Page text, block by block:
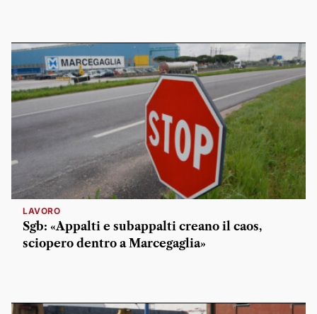
LAVORO
Sgb: «Appalti e subappalti creano il caos,
sciopero dentro a Marcegaglia»